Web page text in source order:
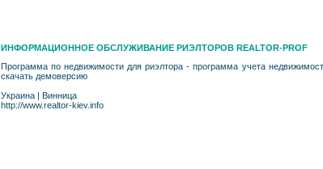
ИНФОРМАЦИОННОЕ ОБСЛУЖИВАНИЕ РИЭЛТОРОВ REALTOR-PROF
Программа по недвижимости для риэлтора - программа учета
скачать демоверсию
Украина | Винница
http://www.realtor-kiev.info